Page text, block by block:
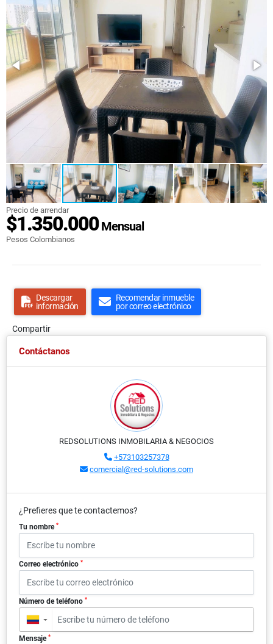
Precio de arrendar
$1.350.000Mensual
Pesos Colombianos
Descargar
información
Recomendar inmueble
por correo electrónico
Compartir
Contáctanos
REDSOLUTIONS INMOBILARIA & NEGOCIOS
+573103257378
comercial@red-solutions.com
¿Prefieres que te contactemos?
Tu nombre *
Correo electrónico *
Número de teléfono *
▼
Mensaje *